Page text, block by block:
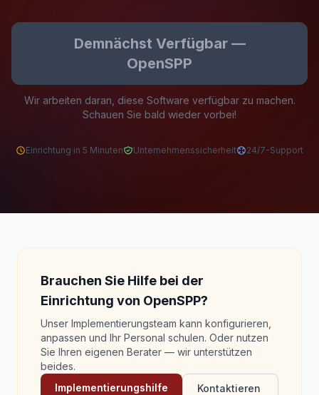
Demnächst Verfügbar —
OpenSPP
Wir arbeiten daran, diese Software verfügbar zu machen.
Schauen Sie bald wieder vorbei!
Einrichtung in 5 Minuten Unternehmenssicherheit 24/7-Support
Brauchen Sie Hilfe bei der
Einrichtung von OpenSPP?
Unser Implementierungsteam kann konfigurieren,
anpassen und Ihr Personal schulen. Oder nutzen
Sie Ihren eigenen Berater — wir unterstützen
beides.
Implementierungshilfe
Kontaktieren